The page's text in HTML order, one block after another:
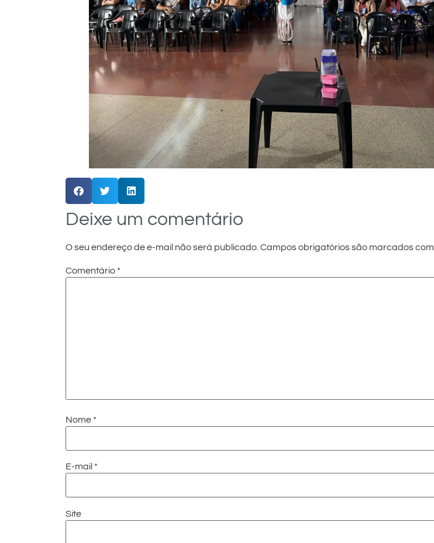
Deixe um comentário
O seu endereço de e-mail não será publicado. Campos obrigatórios são marcados com
Comentário *
Nome *
E-mail *
Site